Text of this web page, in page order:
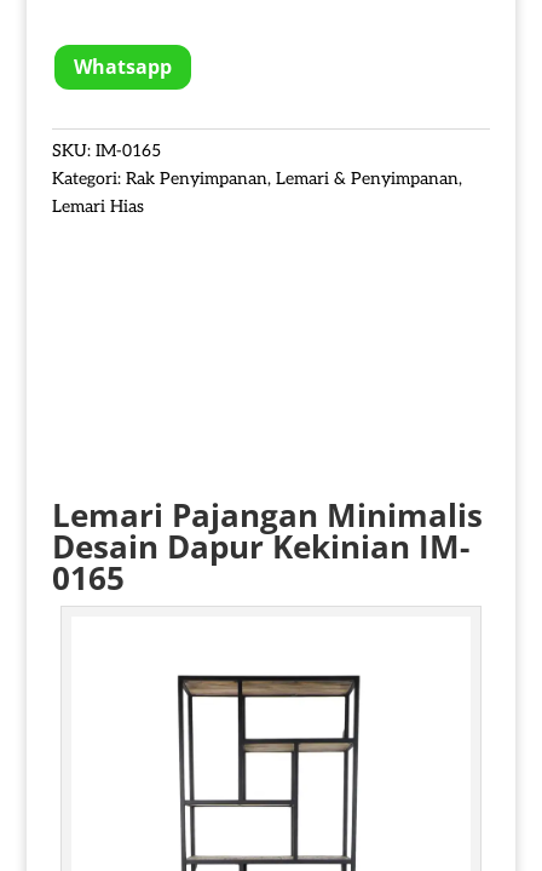
Whatsapp
SKU: IM-0165
Kategori: Rak Penyimpanan, Lemari & Penyimpanan,
Lemari Hias
Lemari Pajangan Minimalis
Desain Dapur Kekinian IM-
0165